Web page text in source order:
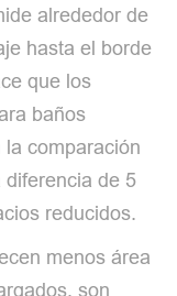
alrededor de
hasta el borde
que los
baños
comparación
diferencia de 5
reducidos.
menos área
son